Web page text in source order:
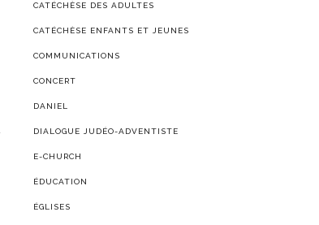
CATÉCHÈSE DES ADULTES
CATÉCHÈSE ENFANTS ET JEUNES
COMMUNICATIONS
CONCERT
DANIEL
DIALOGUE JUDÉO-ADVENTISTE
E-CHURCH
ÉDUCATION
ÉGLISES